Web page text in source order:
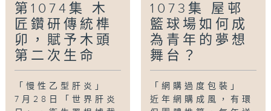
第1074集 木
匠鑽研傳統榫
卯，賦予木頭
第二次生命
「慢性乙型肝炎」
7月28日「世界肝炎
1073集 屋邨
籃球場如何成
為青年的夢想
舞台？
「網購過度包裝」
近年網購成風，有環